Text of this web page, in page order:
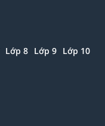
Lớp 8 Lớp 9 Lớp 10